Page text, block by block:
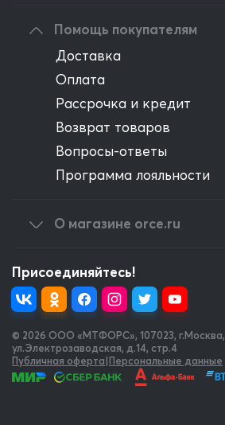
Помощь покупателям
Доставка
Оплата
Рассрочка и кредит
Возврат товаров
Вопросы-ответы
Программа лояльности
О магазине orce.ru
Присоединяйтесь!
© 2026 OOO «МТФОРС», 107023, г.Москва,
ул.Электрозаводская, д.14, стр.4
Публичная оферта|Персональные данные